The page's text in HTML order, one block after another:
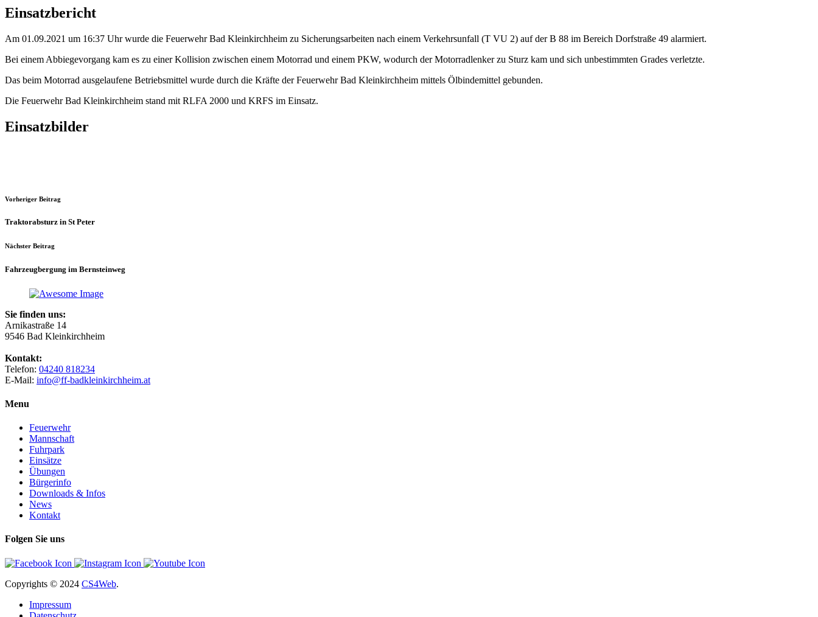
Einsatzbericht
Am 01.09.2021 um 16:37 Uhr wurde die Feuerwehr Bad Kleinkirchheim zu Sicherungsarbeiten nach einem Verkehrsunfall (T VU 2) auf der B 88 im Bereich Dorfstraße 49 alarmiert.
Bei einem Abbiegevorgang kam es zu einer Kollision zwischen einem Motorrad und einem PKW, wodurch der Motorradlenker zu Sturz kam und sich unbestimmten Grades verletzte.
Das beim Motorrad ausgelaufene Betriebsmittel wurde durch die Kräfte der Feuerwehr Bad Kleinkirchheim mittels Ölbindemittel gebunden.
Die Feuerwehr Bad Kleinkirchheim stand mit RLFA 2000 und KRFS im Einsatz.
Einsatzbilder
Vorheriger Beitrag
Traktorabsturz in St Peter
Nächster Beitrag
Fahrzeugbergung im Bernsteinweg
Sie finden uns:
Arnikastraße 14
9546 Bad Kleinkirchheim
Kontakt:
Telefon: 04240 818234
E-Mail: info@ff-badkleinkirchheim.at
Menu
Feuerwehr
Mannschaft
Fuhrpark
Einsätze
Übungen
Bürgerinfo
Downloads & Infos
News
Kontakt
Folgen Sie uns
Copyrights © 2024 CS4Web.
Impressum